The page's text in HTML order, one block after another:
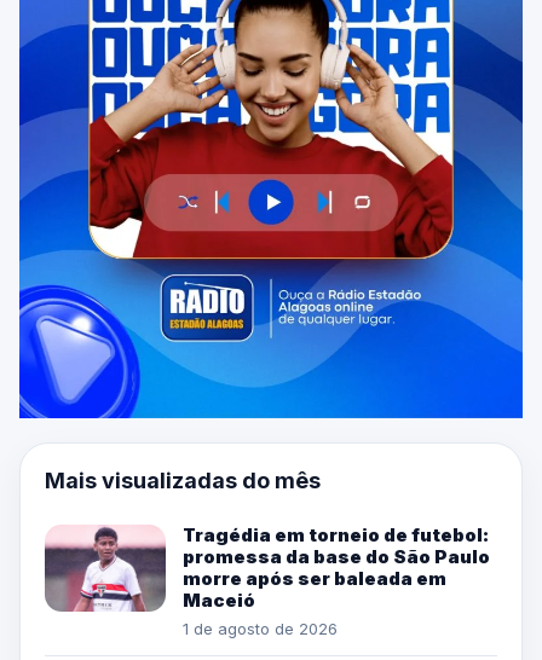
Mais visualizadas do mês
Tragédia em torneio de futebol:
promessa da base do São Paulo
morre após ser baleada em
Maceió
1 de agosto de 2026